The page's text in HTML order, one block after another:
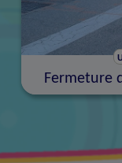
Fermeture